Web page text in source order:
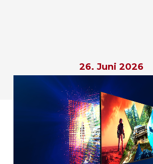
26. Juni 2026